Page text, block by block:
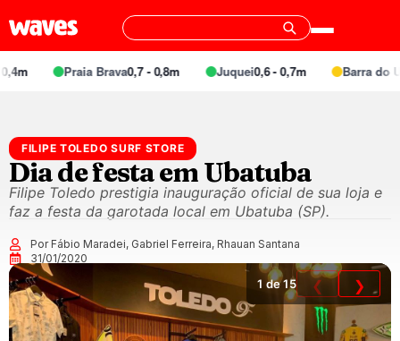
Praia Brava0,7 - 0,8m Juquei0,6 - 0,7m Barra do
FILIPE TOLEDO SURF STORE
Dia de festa em Ubatuba
Filipe Toledo prestigia inauguração oficial de sua loja e
faz a festa da garotada local em Ubatuba (SP).
Por Fábio Maradei, Gabriel Ferreira, Rhauan Santana
31/01/2020
1 de 15 ❮ ❯